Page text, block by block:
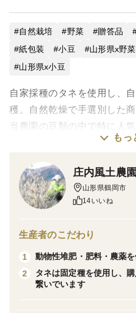
自然栽培 野菜 贈答品
紙包装
小豆 山形県x野菜
山形県x小豆
自家採種のタネを使用し、
穫。自然乾燥で手選別した商
当農園の豆類の中で特に人
アクが少なく、皮がしっか
◎項目にない数量をご希望
したい方は、新たに商品ペ
文前にお問い合わせください
肥料・有機肥料を使用せず
もっ
庄内風土農園
山形県鶴岡市
14いいね
生産者のこだわり
1
動物性堆肥・肥料・農薬
2
タネは固定種を使用し、
繋いでいます